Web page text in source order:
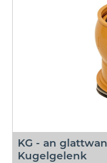
KG - an
Kugelgelenk